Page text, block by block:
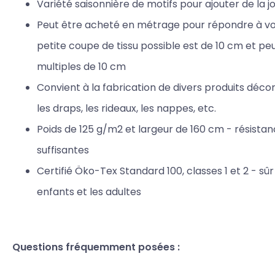
Variété saisonnière de motifs pour ajouter de la
Peut être acheté en métrage pour répondre à
petite coupe de tissu possible est de 10 cm et
multiples de 10 cm
Convient à la fabrication de divers produits
les draps, les rideaux, les nappes, etc.
Poids de 125 g/m2 et largeur de 160 cm -
suffisantes
Certifié Öko-Tex Standard 100, classes 1 et 2 -
enfants et les adultes
Questions fréquemment posées :